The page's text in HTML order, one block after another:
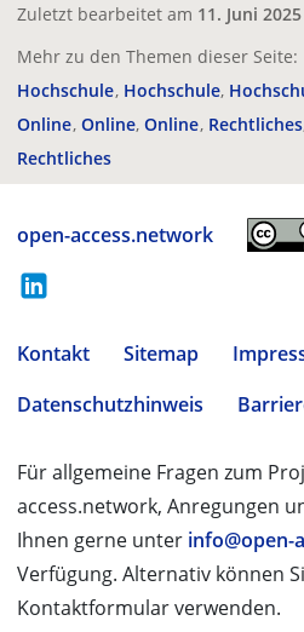
Zuletzt bearbeitet am 11. Juni 2025
Mehr zu den Themen dieser Seite:
Hochschule Hochschule
Online Online Online
Rechtliches
open-access.network
Kontakt Sitemap
Datenschutzhinweis
Für allgemeine Fragen zum
access.network, Anregungen
Ihnen gerne unter info@open-
Verfügung. Alternativ können
Kontaktformular verwenden.